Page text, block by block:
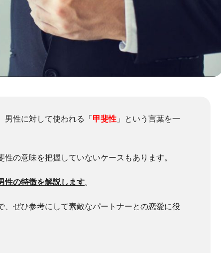
男性に対して使われる「 甲斐性 」という言葉を一
の意味を把握していないケースもあります。
性の特徴を解説します。
ぜひ参考にして素敵なパートナーとの恋愛に役